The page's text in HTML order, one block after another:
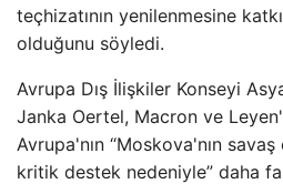
teçhizatının yenilenmesine
olduğunu söyledi.
Avrupa Dış İlişkiler Konseyi
Janka Oertel, Macron ve
Avrupa'nın “Moskova'nın
kritik destek nedeniyle” daha